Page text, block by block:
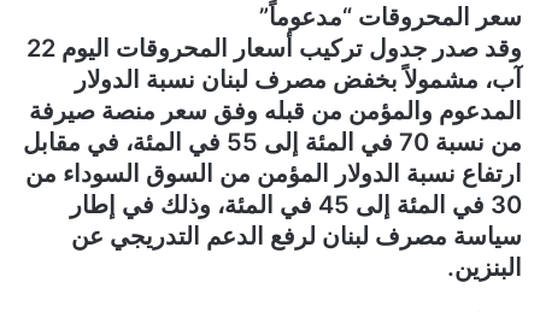
سعر المحروقات “مدعوماً”
وقد صدر جدول تركيب أسعار المحروقات اليوم 22
آب، مشمولاً بخفض مصرف لبنان نسبة الدولار
المدعوم والمؤمن من قبله وفق سعر منصة صيرفة
من نسبة 70 في المئة إلى 55 في المئة، في مقابل
ارتفاع نسبة الدولار المؤمن من السوق السوداء من
30 في المئة إلى 45 في المئة، وذلك في إطار
سياسة مصرف لبنان لرفع الدعم التدريجي عن
البنزين.